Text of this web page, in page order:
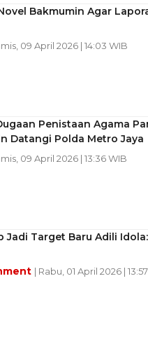
Bakmumin Agar
09 April 2026 | 14:03 WIB
Penistaan Agama
Datangi Polda Metro Jaya
09 April 2026 | 13:36 WIB
Jadi Target Baru Adili
| Rabu, 01 April 2026 |